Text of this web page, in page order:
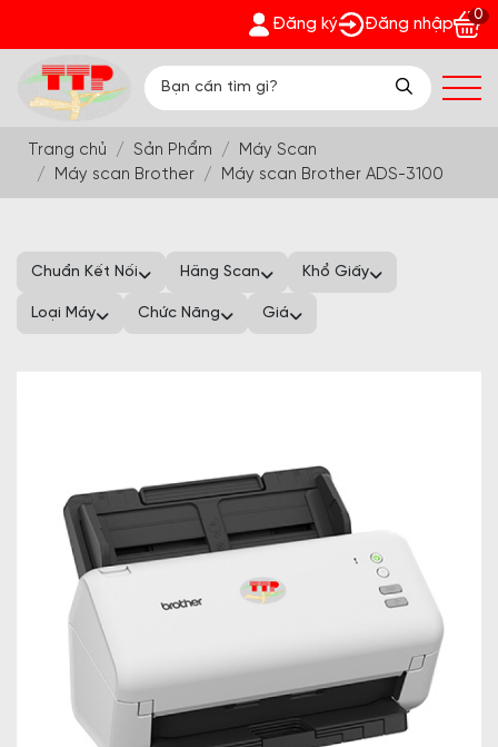
- Nhận quà bất ngờ Đón Hè Sang chi tiết tại 'Khuyến
Đăng ký Đăng nhập
0
Trang chủ Sản Phẩm
Máy Scan
Máy scan Brother
Máy scan Brother ADS-3100
Chuẩn Kết Nối Hãng Scan Khổ Giấy
Loại Máy Chức Năng Giá